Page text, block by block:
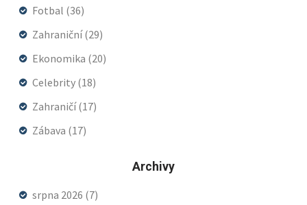
Fotbal (36)
Zahraniční(29)
Ekonomika (20)
Celebrity (18)
Zahraničí(17)
Zábava (17)
Archivy
srpna 2026 (7)